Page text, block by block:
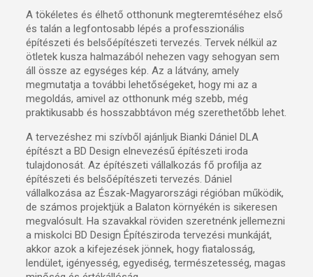
A tökéletes és élhető otthonunk megteremtéséhez első
és talán a legfontosabb lépés a professzionális
építészeti és belsőépítészeti tervezés. Tervek nélkül az
ötletek kusza halmazából nehezen vagy sehogyan sem
áll össze az egységes kép. Az a látvány, amely
megmutatja a további lehetőségeket, hogy mi az a
megoldás, amivel az otthonunk még szebb, még
praktikusabb és hosszabbtávon még szerethetőbb lehet.
A tervezéshez mi szívből ajánljuk Bianki Dániel DLA
építészt a BD Design elnevezésű építészeti iroda
tulajdonosát. Az építészeti vállalkozás fő profilja az
építészeti és belsőépítészeti tervezés. Dániel
vállalkozása az Észak-Magyarországi régióban működik,
de számos projektjük a Balaton környékén is sikeresen
megvalósult. Ha szavakkal röviden szeretnénk jellemezni
a miskolci BD Design Építésziroda tervezési munkáját,
akkor azok a kifejezések jönnek, hogy fiatalosság,
lendület, igényesség, egyediség, természetesség, magas